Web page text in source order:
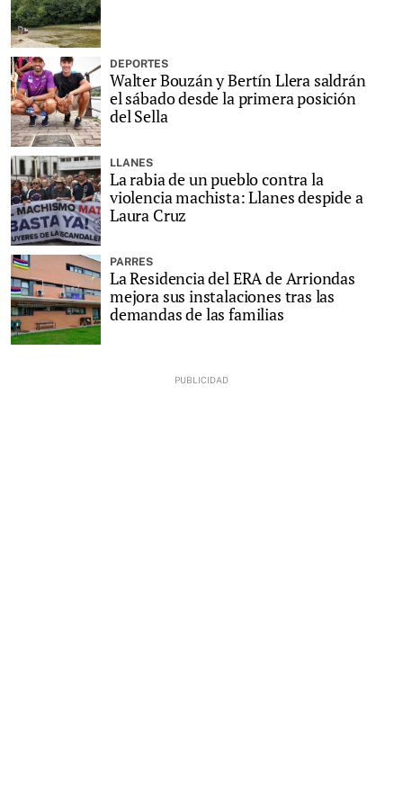
DEPORTES
Walter Bouzán y Bertín Llera saldrán
el sábado desde la primera posición
del Sella
LLANES
La rabia de un pueblo contra la
violencia machista: Llanes despide a
Laura Cruz
PARRES
La Residencia del ERA de Arriondas
mejora sus instalaciones tras las
demandas de las familias